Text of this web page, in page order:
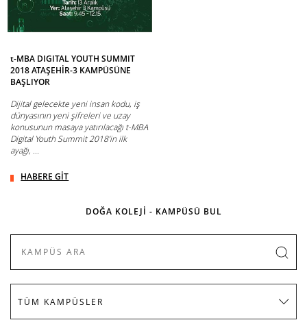
t-MBA DIGITAL YOUTH SUMMIT
2018 ATAŞEHİR-3 KAMPÜSÜNE
BAŞLIYOR
Dijital gelecekte yeni insan kodu, iş
dünyasının yeni şifreleri ve uzay
konusunun masaya yatırılacağı t-MBA
Digital Youth Summit 2018’in ilk
ayağı, ...
HABERE GİT
DOĞA KOLEJİ - KAMPÜSÜ BUL